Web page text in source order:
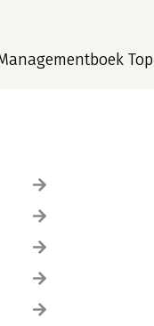
Top